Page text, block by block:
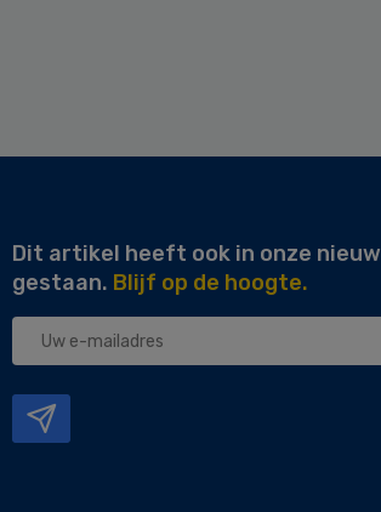
Dit artikel heeft ook in onze
gestaan. Blijf op de hoogte.
Uw